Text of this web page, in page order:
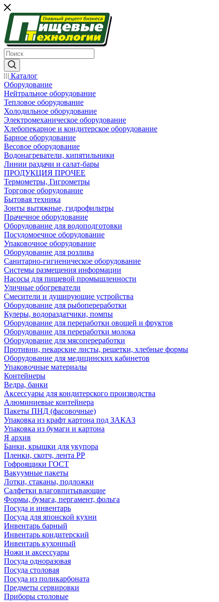
Каталог
Оборудование
Нейтральное оборудование
Тепловое оборудование
Холодильное оборудование
Электромеханическое оборудование
Хлебопекарное и кондитерское оборудование
Барное оборудование
Весовое оборудование
Водонагреватели, кипятильники
Линии раздачи и салат-бары
ПРОДУКЦИЯ ПРОЧЕЕ
Термометры, Гигрометры
Торговое оборудование
Бытовая техника
Зонты вытяжные, гидрофильтры
Прачечное оборудование
Оборудование для водоподготовки
Посудомоечное оборудование
Упаковочное оборудование
Оборудование для розлива
Санитарно-гигиеническое оборудование
Системы размещения информации
Насосы для пищевой промышленности
Уличные обогреватели
Смесители и душирующие устройства
Оборудование для рыбопереработки
Кулеры, водораздатчики, помпы
Оборудование для переработки овощей и фруктов
Оборудование для переработки молока
Оборудование для мясопереработки
Противни, пекарские листы, решетки, хлебные формы
Оборудование для медицинских кабинетов
Упаковочные материалы
Контейнеры
Ведра, банки
Аксессуары для кондитерского производства
Алюминиевые контейнера
Пакеты ПНД (фасовочные)
Упаковка из крафт картона под ЗАКАЗ
Упаковка из бумаги и картона
Я архив
Банки, крышки для укупора
Пленки, скотч, лента РР
Гофроящики ГОСТ
Вакуумные пакеты
Лотки, стаканы, подложки
Салфетки влаговпитывающие
Формы, бумага, пергамент, фольга
Посуда и инвентарь
Посуда для японской кухни
Инвентарь барный
Инвентарь кондитерский
Инвентарь кухонный
Ножи и аксессуары
Посуда одноразовая
Посуда столовая
Посуда из поликарбоната
Предметы сервировки
Приборы столовые